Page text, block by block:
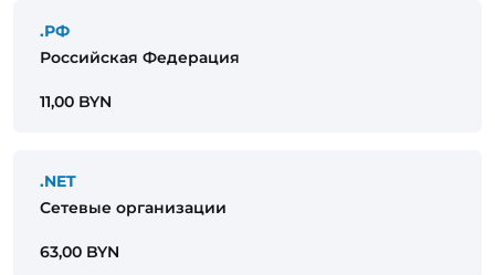
.РФ
Российская Федерация
11,00 BYN
.NET
Сетевые организации
63,00 BYN